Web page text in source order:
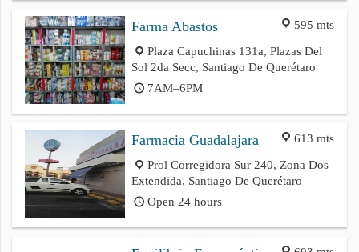
595 mts
Farma Abastos
Plaza Capuchinas 131a, Plazas Del
Sol 2da Secc, Santiago De Querétaro
7AM–6PM
613 mts
Farmacia Guadalajara
Prol Corregidora Sur 240, Zona Dos
Extendida, Santiago De Querétaro
Open 24 hours